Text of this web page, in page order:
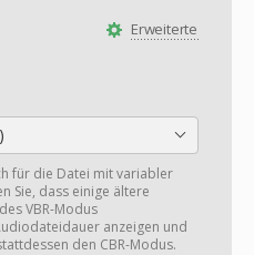
Erweiterte
für die Datei mit variabler
Sie, dass einige ältere
VBR-Modus
anzeigen und
den CBR-Modus.